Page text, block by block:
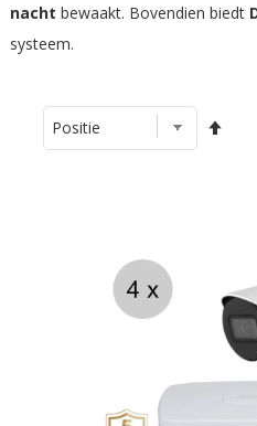
nacht bewaakt. Bovendien biedt
systeem.